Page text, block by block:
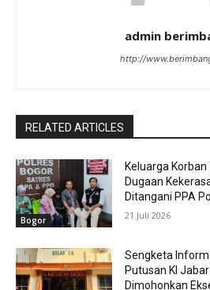
admin
http://
RELATED ARTICLES
Bogor
Keluarga
Dugaan
Ditangani PPA
21 Juli 2026
Sengketa
Putusan KI
Dimohonkan